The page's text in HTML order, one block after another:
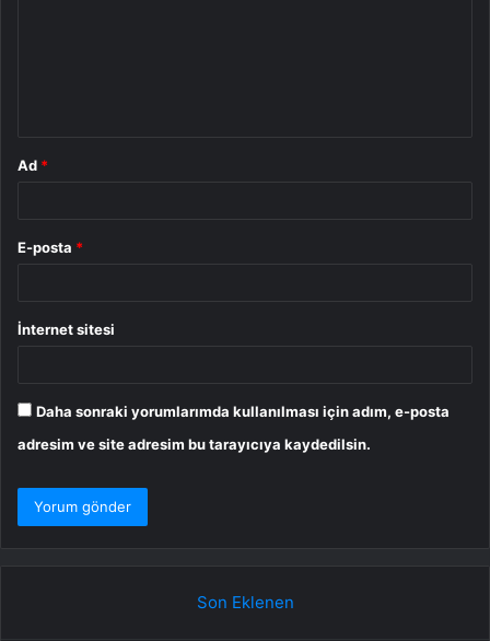
Ad *
E-posta *
İnternet sitesi
Daha sonraki yorumlarımda kullanılması için adım, e-posta
adresim ve site adresim bu tarayıcıya kaydedilsin.
Son Eklenen